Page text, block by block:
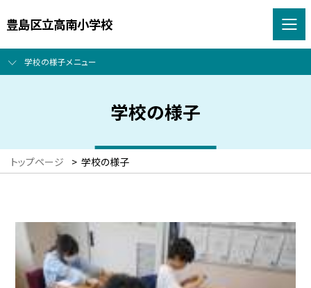
豊島区立高南小学校
学校の様子メニュー
学校の様子
トップページ > 学校の様子